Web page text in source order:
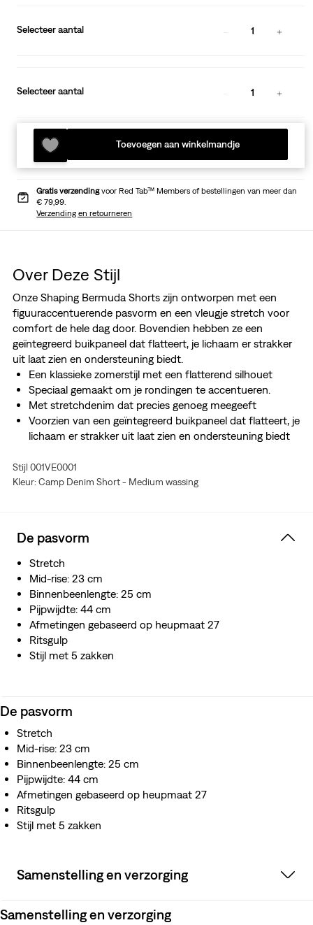
Selecteer aantal 1
Selecteer aantal 1
Toevoegen aan winkelmandje
Gratis verzendingvoor Red Tab™ Members of bestellingen van meer dan
€ 79,99.
Verzending en retourneren
Over Deze Stijl
Onze Shaping Bermuda Shorts zijn ontworpen met een
figuuraccentuerende pasvorm en een vleugje stretch voor
comfort de hele dag door. Bovendien hebben ze een
geïntegreerd buikpaneel dat flatteert, je lichaam er strakker
uit laat zien en ondersteuning biedt.
Een klassieke zomerstijl met een flatterend silhouet
Speciaal gemaakt om je rondingen te accentueren.
Met stretchdenim dat precies genoeg meegeeft
Voorzien van een geïntegreerd buikpaneel dat flatteert, je
lichaam er strakker uit laat zien en ondersteuning biedt
Stijl 001VE0001
Kleur: Camp Denim Short - Medium wassing
De pasvorm
Stretch
Mid-rise: 23 cm
Binnenbeenlengte: 25 cm
Pijpwijdte: 44 cm
Afmetingen gebaseerd op heupmaat 27
Ritsgulp
Stijl met 5 zakken
De pasvorm
Stretch
Mid-rise: 23 cm
Binnenbeenlengte: 25 cm
Pijpwijdte: 44 cm
Afmetingen gebaseerd op heupmaat 27
Ritsgulp
Stijl met 5 zakken
Samenstelling en verzorging
Samenstelling en verzorging